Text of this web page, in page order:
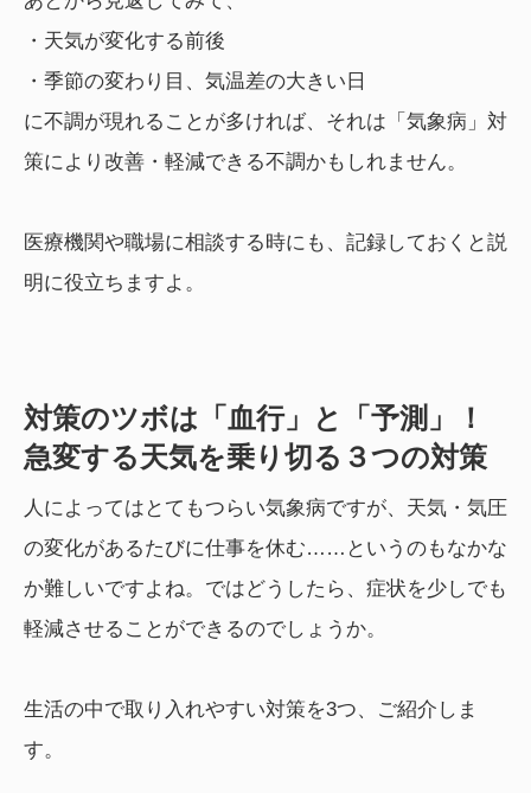
・天気が変化する前後
・季節の変わり目、気温差の大きい日
に不調が現れることが多ければ、それは「気象病」対
策により改善・軽減できる不調かもしれません。
医療機関や職場に相談する時にも、記録しておくと説
明に役立ちますよ。
対策のツボは「血行」と「予測」！
急変する天気を乗り切る３つの対策
人によってはとてもつらい気象病ですが、天気・気圧
の変化があるたびに仕事を休む……というのもなかな
か難しいですよね。ではどうしたら、症状を少しでも
軽減させることができるのでしょうか。
生活の中で取り入れやすい対策を3つ、ご紹介しま
す。